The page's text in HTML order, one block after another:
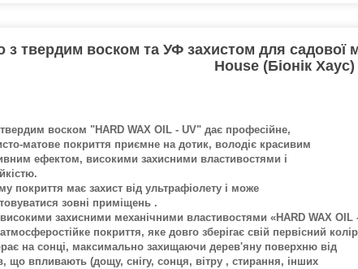
з твердим воском та УФ захистом для садової
House (Біонік Хаус)
воском "HARD WAX OIL - UV" дає професійне,
матове покриття приємне на дотик, володіє красивим
ефектом, високими захисними властивостями і
покриття має захист від ультрафіолету і може
зовні приміщень .
захисними механічними властивостями «HARD WAX OIL
покриття, яке довго зберігає свій первісний колір
на сонці, максимально захищаючи дерев'яну поверхню від
що впливають (дощу, снігу, сонця, вітру , стирання, інших